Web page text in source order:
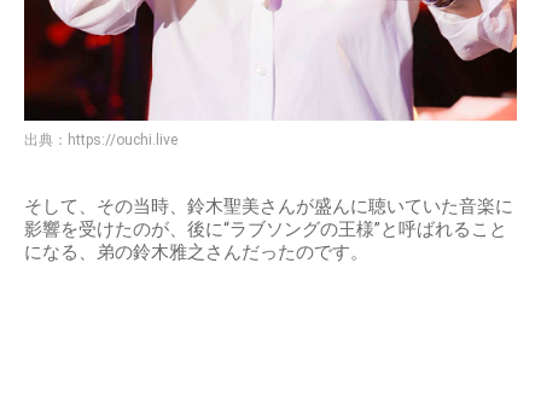
出典： https://ouchi.live
そして、その当時、鈴木聖美さんが盛んに聴いていた音楽に
影響を受けたのが、後に“ラブソングの王様”と呼ばれること
になる、弟の鈴木雅之さんだったのです。